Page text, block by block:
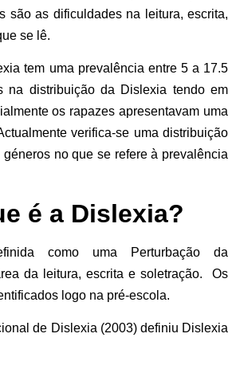
são as dificuldades na leitura, escrita,
se lê.
tem uma prevalência entre 5 a 17.5
na distribuição da Dislexia tendo em
os rapazes apresentavam uma
verifica-se uma distribuição
no que se refere à prevalência
é a Dislexia?
como uma Perturbação da
da leitura, escrita e soletração. Os
logo na pré-escola.
de Dislexia (2003) definiu Dislexia